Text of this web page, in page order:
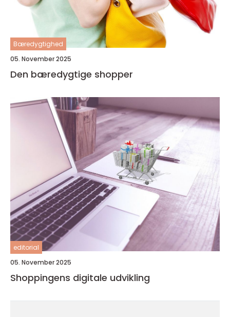
Bæredygtighed
05. November 2025
Den bæredygtige shopper
editorial
05. November 2025
Shoppingens digitale udvikling